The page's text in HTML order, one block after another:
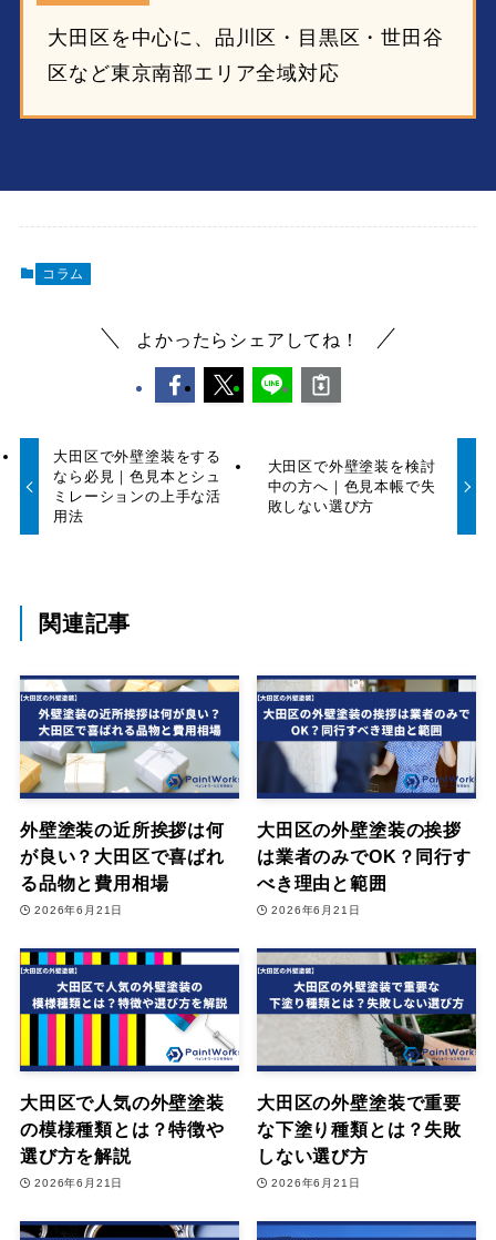
大田区を中心に、品川区・目黒区・世田谷
区など東京南部エリア全域対応
コラム
よかったらシェアしてね！
大田区で外壁塗装をする
なら必見｜色見本とシュ
ミレーションの上手な活
用法
大田区で外壁塗装を検討
中の方へ｜色見本帳で失
敗しない選び方
関連記事
外壁塗装の近所挨拶は何
が良い？大田区で喜ばれ
る品物と費用相場
2026年6月21日
大田区の外壁塗装の挨拶
は業者のみでOK？同行す
べき理由と範囲
2026年6月21日
大田区で人気の外壁塗装
の模様種類とは？特徴や
選び方を解説
2026年6月21日
大田区の外壁塗装で重要
な下塗り種類とは？失敗
しない選び方
2026年6月21日